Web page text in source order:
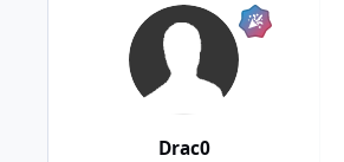
Drac0